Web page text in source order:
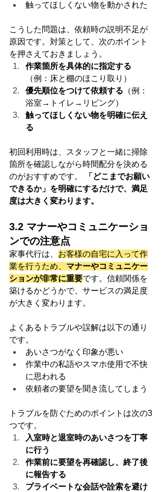
触ってほしくない物を動かされた
こうした問題は、依頼時の説明不足が
原因です。対策として、次のポイント
を押さえておきましょう。
作業箇所を具体的に指定する
（例：床と棚のほこり取り）
優先順位をつけて依頼する （例：
浴室→トイレ→リビング）
触ってほしくない物を明確に伝え
る
初回利用時は、スタッフと一緒に掃除
箇所を確認しながら時間配分を決める
のがおすすめです。
「どこまでお願い
できるか」を明確にするだけで、満足
度は大きく変わります。
3.2 マナーやコミュニケーショ
ンでの注意点
家事代行は、 お客様の自宅に入って作
業を行うため、 マナーやコミュニケー
ションが非常に重要です。信頼関係を
築けるかどうかで、サービスの満足度
が大きく変わります。
よくあるトラブルや誤解は以下の通り
です。
あいさつがなく印象が悪い
作業中の私語やスマホ使用で不快
に思われる
依頼者の要望を聞き流してしまう
トラブルを防ぐためのポイントは次の3
つです。
入室時と退室時のあいさつを丁寧
に行う
作業前に要望を再確認し、終了後
に報告する
プライベートな会話や詮索を避け